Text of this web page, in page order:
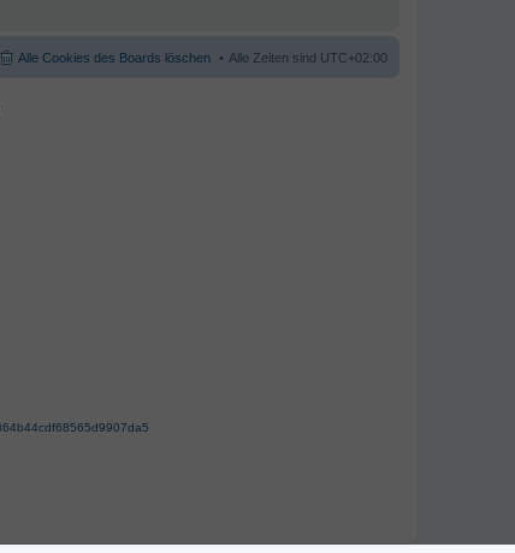
Alle Zeiten sind UTC+02:00
Alle Cookies des Boards löschen